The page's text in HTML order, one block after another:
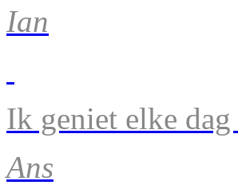
Ian
Ik geniet elke
Ans